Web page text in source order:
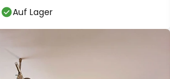
Auf Lager